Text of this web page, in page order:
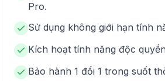
Pro.
Sử dụng không giới hạn tính
Kích hoạt tính năng độc
Bảo hành 1 đổi 1 trong suốt